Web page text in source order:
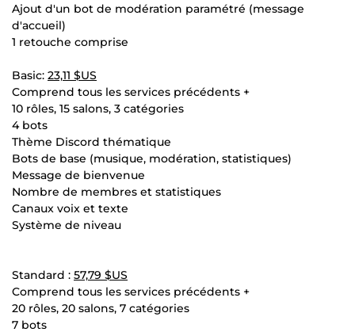
Ajout d'un bot de modération paramétré (message
d'accueil)
1 retouche comprise
Basic: 23,11 $US
Comprend tous les services précédents +
10 rôles, 15 salons, 3 catégories
4 bots
Thème Discord thématique
Bots de base (musique, modération, statistiques)
Message de bienvenue
Nombre de membres et statistiques
Canaux voix et texte
Système de niveau
Standard : 57,79 $US
Comprend tous les services précédents +
20 rôles, 20 salons, 7 catégories
7 bots